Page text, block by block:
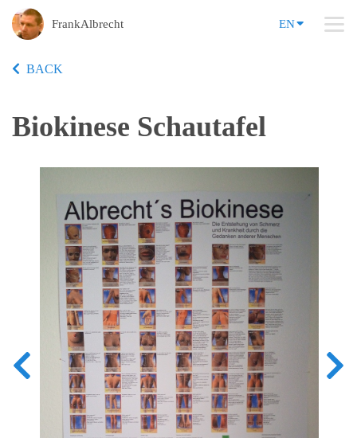
FrankAlbrecht EN
BACK
Biokinese Schautafel